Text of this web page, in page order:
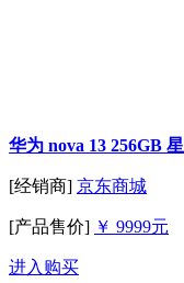
华为 nova 13 256GB
[经销商] 京东商城
[产品售价] ￥ 9999元
进入购买